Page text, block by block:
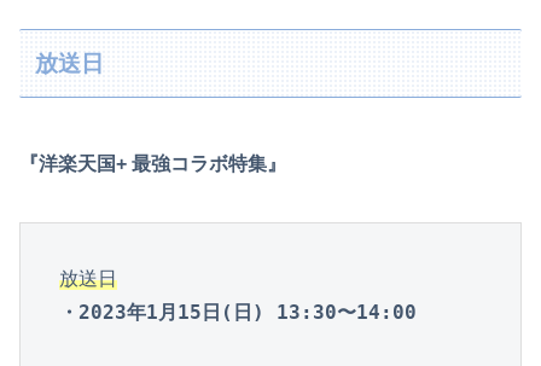
放送日
『洋楽天国+ 最強コラボ特集』
放送日
・2023年1月15日(日) 13:30〜14:00